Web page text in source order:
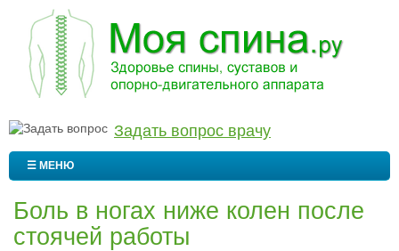
Задать вопрос врачу
☰ МЕНЮ
Боль в ногах ниже колен после
стоячей работы